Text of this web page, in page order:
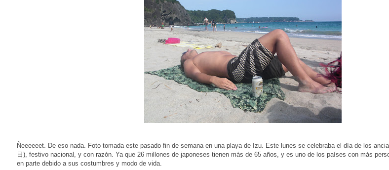
Ñeeeeeet. De eso nada. Foto tomada este pasado fin de semana en una playa de Izu. Este lunes se celebraba el día de los
日), festivo nacional, y con razón. Ya que 26 millones de japoneses tienen más de 65 años, y es uno de los países con más
en parte debido a sus costumbres y modo de vida.